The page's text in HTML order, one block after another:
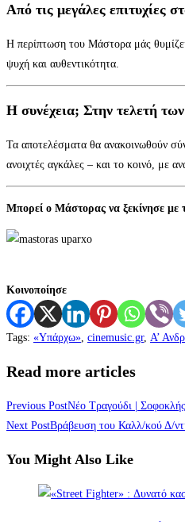
Από τις μεγάλες επιτυχίες
Η περίπτωση του Μάστορα μάς
ψυχή και αυθεντικότητα.
Η συνέχεια; Στην τελετή
Τα αποτελέσματα θα ανακοινωθούν
ανοιχτές αγκάλες – και το κοινό, με
Μπορεί ο Μάστορας να ξεκίνησε με
Κοινοποίησε
Tags: «Υπάρχω» cinemusic.gr, Α’
Read more articles
Previous PostΝέο Τραγούδι |
Next PostΒράβευση του Καλλ/κού Δ/
You Might Also Like